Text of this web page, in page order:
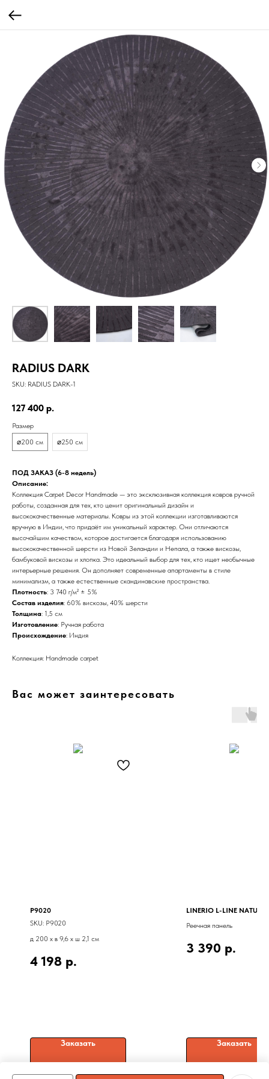
RADIUS DARK
SKU: RADIUS DARK-1
127 400 р.
Размер
⌀200 см
⌀250 см
ПОД ЗАКАЗ (6-8 недель)
Описание:
Коллекция Carpet Decor Handmade — это эксклюзивная коллекция ковров ручной
работы, созданная для тех, кто ценит оригинальный дизайн и
высококачественные материалы. Ковры из этой коллекции изготавливаются
вручную в Индии, что придаёт им уникальный характер. Они отличаются
высочайшим качеством, которое достигается благодаря использованию
высококачественной шерсти из Новой Зеландии и Непала, а также вискозы,
бамбуковой вискозы и хлопка. Это идеальный выбор для тех, кто ищет необычные
интерьерные решения. Он дополняет современные апартаменты в стиле
минимализм, а также естественные скандинавские пространства.
Плотность: 3 740 г/м² ± 5%
Состав изделия: 60% вискозы, 40% шерсти
Толщина: 1,5 см
Изготовление: Ручная работа
Происхождение: Индия
Коллекция: Handmade carpet
Вас может заинтересовать
P9020
SKU: P9020
д 200 x в 9,6 x ш 2,1 см
4 198 р.
Заказать
LINERIO L-LINE
Реечная панель
3 390 р.
Заказать